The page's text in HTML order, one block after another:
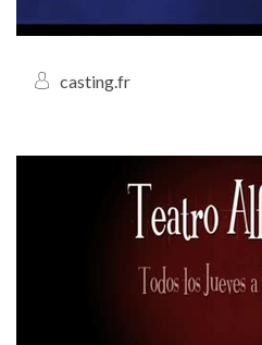
casting.fr